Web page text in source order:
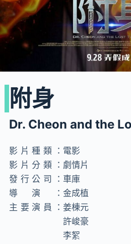
附身
Dr. Cheon and the
影片種類： 電影
影片分類： 劇情片
發行公司： 車庫
導演：金成植
主要演員： 姜棟元
許峻豪
李絮